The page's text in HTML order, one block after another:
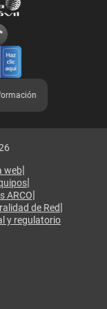
web|
|
ARCO|
de Red|
y regulatorio